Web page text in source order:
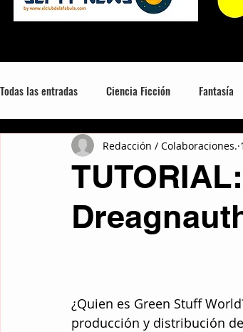
Todas las entradas Ciencia Ficción Fantasía
Mitología, Misterio y Consciencia Series
Fotos curiosas
Microrrelatos Mínimos Ciencia Ficción
Redacción / Colaboraciones.
¿Quien es Green Stuff
producción y distribución